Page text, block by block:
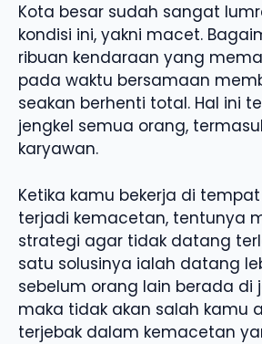
Kota besar sudah sangat
kondisi ini, yakni macet.
ribuan kendaraan yang
pada waktu bersamaan
seakan berhenti total. Hal ini
jengkel semua orang,
karyawan.
Ketika kamu bekerja di
terjadi kemacetan, tentunya
strategi agar tidak datang
satu solusinya ialah datang
sebelum orang lain berada di
maka tidak akan salah kamu
terjebak dalam kemacetan